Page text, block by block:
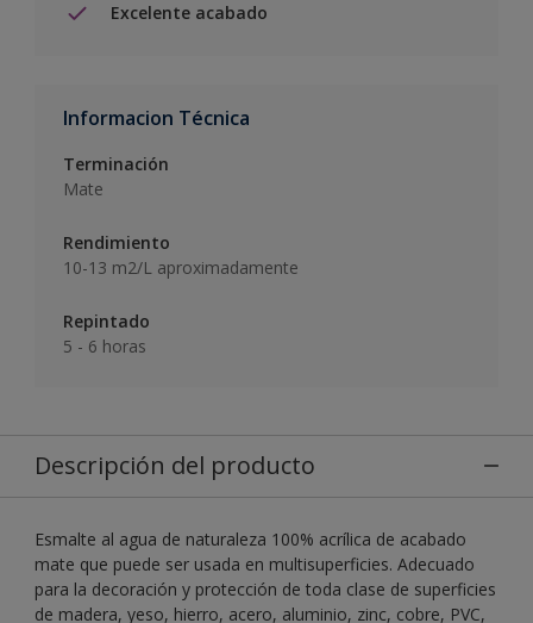
Excelente acabado
Informacion Técnica
Terminación
Mate
Rendimiento
10-13 m2/L aproximadamente
Repintado
5 - 6 horas
Descripción del producto
Esmalte al agua de naturaleza 100% acrílica de acabado
mate que puede ser usada en multisuperficies. Adecuado
para la decoración y protección de toda clase de superficies
de madera, yeso, hierro, acero, aluminio, zinc, cobre, PVC,